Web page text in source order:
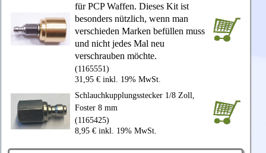
für PCP Waffen. Dieses Kit ist
besonders nützlich, wenn man
verschieden Marken befüllen muss
und nicht jedes Mal neu
verschrauben möchte.
(1165551)
31,95 € inkl. 19% MwSt.
Schlauchkupplungsstecker 1/8 Zoll,
Foster 8 mm
(1165425)
8,95 € inkl. 19% MwSt.